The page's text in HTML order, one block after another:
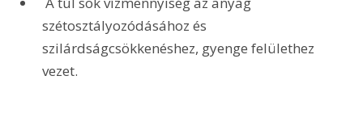
szétosztályozódásához és
szilárdságcsökkenéshez, gyenge felülethez
vezet.